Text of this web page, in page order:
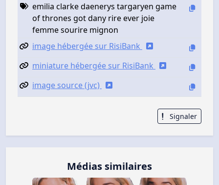
emilia clarke daenerys targaryen game
of thrones got dany rire ever joie
femme sourire mignon
image hébergée sur RisiBank
miniature hébergée sur RisiBank
image source (jvc)
Signaler
Médias similaires